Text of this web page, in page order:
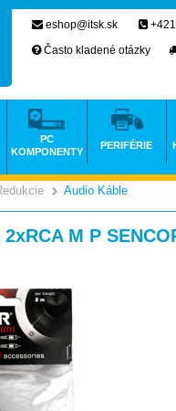
>
Audio Káble
M P
eshop@itsk.sk
Často kladené otázky
PC
KOMPONENTY
PERIFÉRIE